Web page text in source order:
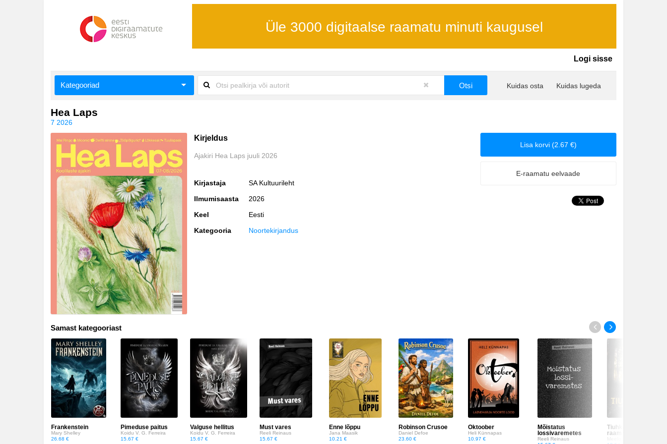
Üle 3000 digitaalse raamatu minuti kaugusel
Logi sisse
Kategooriad
Aimeraamatud lastele ja noortele
Ajalugu
Ajalugu/sõjandus
Antoloogiad/esseed
Arvutid
Biograafiad ja memuaarid
Disain
Eesti autorid
Eneseabi ja vaimsus
Erootika
Esoteerika
Etenduskunstid
Fantaasia
Filosoofia ja eetika
Fotograafia
Haridus
Kuidas osta Kuidas lugeda
Hea Laps
7 2026
Lisa korvi (2.67 €)
E-raamatu eelvaade
Kirjeldus
Ajakiri Hea Laps juuli 2026
Kirjastaja
SA Kultuurileht
Ilmumisaasta
2026
Keel
Eesti
Kategooria
Noortekirjandus
Samast kategooriast
Frankenstein
Mary Shelley
26.68 €
Pimeduse paitus
Koidu V. G. Ferreira
15.67 €
Valguse hellitus
Koidu V. G. Ferreira
15.67 €
Must vares
Reeli Reinaus
15.67 €
Enne lõppu
Jana Maasik
10.21 €
Robinson Crusoe
Daniel Defoe
23.60 €
Oktoober
Heli Künnapas
10.97 €
Mõistatus
lossivaremetes
Reeli Reinaus
Tiuhkamäe. Kolmas
raamat (viimane)